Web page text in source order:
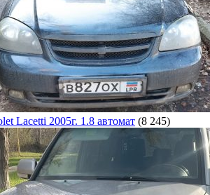
Lacetti 2005г. 1.8 автомат (8 245)